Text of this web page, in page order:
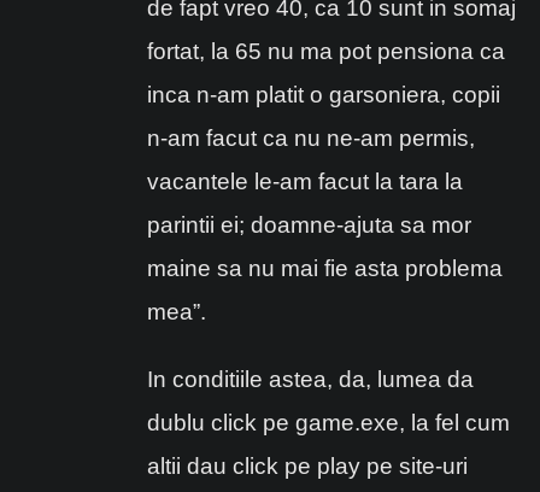
de fapt vreo 40, ca 10 sunt in somaj
fortat, la 65 nu ma pot pensiona ca
inca n-am platit o garsoniera, copii
n-am facut ca nu ne-am permis,
vacantele le-am facut la tara la
parintii ei; doamne-ajuta sa mor
maine sa nu mai fie asta problema
mea”.
In conditiile astea, da, lumea da
dublu click pe game.exe, la fel cum
altii dau click pe play pe site-uri